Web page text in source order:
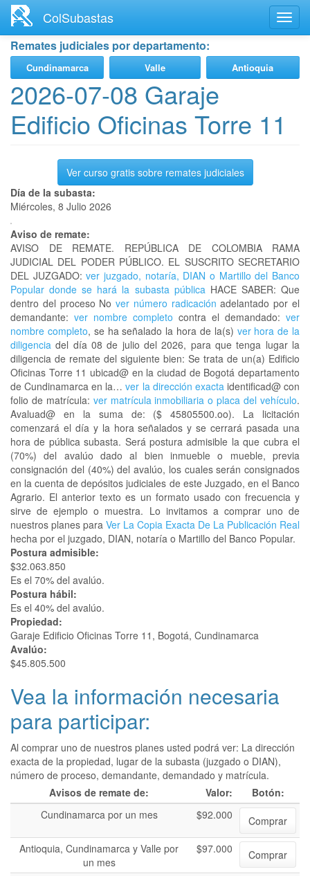
contenido
principal
ColSubastas
Remates judiciales por departamento:
Cundinamarca Valle Antioquia
2026-07-08 Garaje
Edificio Oficinas Torre 11
Ver curso gratis sobre remates judiciales
Día de la subasta:
Miércoles, 8 Julio 2026
Aviso de remate:
AVISO DE REMATE. REPÚBLICA DE COLOMBIA RAMA
JUDICIAL DEL PODER PÚBLICO. EL SUSCRITO SECRETARIO
DEL JUZGADO: ver juzgado, notaría, DIAN o Martillo del Banco
Popular donde se hará la subasta públicaHACE SABER: Que
dentro del proceso Nover número radicación adelantado por el
demandante: ver nombre completo contra el demandado: ver
nombre completo, se ha señalado la hora de la(s) ver hora de la
diligencia del día 08 de julio del 2026, para que tenga lugar la
diligencia de remate del siguiente bien: Se trata de un(a) Edificio
Oficinas Torre 11 ubicad@ en la ciudad de Bogotá departamento
de Cundinamarca en la…ver la dirección exactaidentificad@ con
folio de matrícula: ver matrícula inmobiliaria o placa del vehículo.
Avaluad@ en la suma de: ($ 45805500.oo). La licitación
comenzará el día y la hora señalados y se cerrará pasada una
hora de pública subasta. Será postura admisible la que cubra el
(70%) del avalúo dado al bien inmueble o mueble, previa
consignación del (40%) del avalúo, los cuales serán consignados
en la cuenta de depósitos judiciales de este Juzgado, en el Banco
Agrario. El anterior texto es un formato usado con frecuencia y
sirve de ejemplo o muestra. Lo invitamos a comprar uno de
nuestros planes para Ver La Copia Exacta De La Publicación Real
hecha por el juzgado, DIAN, notaría o Martillo del Banco Popular.
Postura admisible:
$32.063.850
Es el 70% del avalúo.
Postura hábil:
Es el 40% del avalúo.
Propiedad:
Garaje Edificio Oficinas Torre 11, Bogotá, Cundinamarca
Avalúo:
$45.805.500
Vea la información necesaria
para participar:
Al comprar uno de nuestros planes usted podrá ver: La dirección
exacta de la propiedad, lugar de la subasta (juzgado o DIAN),
número de proceso, demandante, demandado y matrícula.
Avisos de remate de:
Valor:
Botón:
Cundinamarca por un mes
$92.000
Comprar
Antioquia, Cundinamarca y Valle por
un mes
$97.000 Comprar